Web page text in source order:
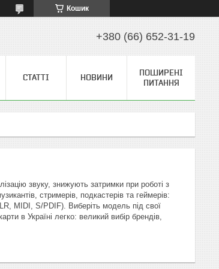
Кошик
+380 (66) 652-31-19
СТАТТІ НОВИНИ
ПОШИРЕНІ
ПИТАННЯ
звуку, знижують затримки при роботі з
стримерів, подкастерів та геймерів:
MIDI, S/PDIF). Виберіть модель під свої
в Україні легко: великий вибір брендів,